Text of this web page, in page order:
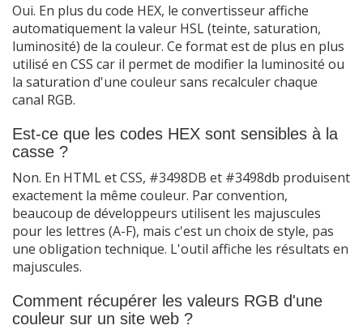
Oui. En plus du code HEX, le convertisseur affiche
automatiquement la valeur HSL (teinte, saturation,
luminosité) de la couleur. Ce format est de plus en plus
utilisé en CSS car il permet de modifier la luminosité ou
la saturation d'une couleur sans recalculer chaque
canal RGB.
Est-ce que les codes HEX sont sensibles à la
casse ?
Non. En HTML et CSS, #3498DB et #3498db produisent
exactement la même couleur. Par convention,
beaucoup de développeurs utilisent les majuscules
pour les lettres (A-F), mais c'est un choix de style, pas
une obligation technique. L'outil affiche les résultats en
majuscules.
Comment récupérer les valeurs RGB d'une
couleur sur un site web ?